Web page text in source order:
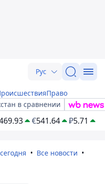
Рус
Право
в сравнении
€541.64 ₽5.71
Все новости